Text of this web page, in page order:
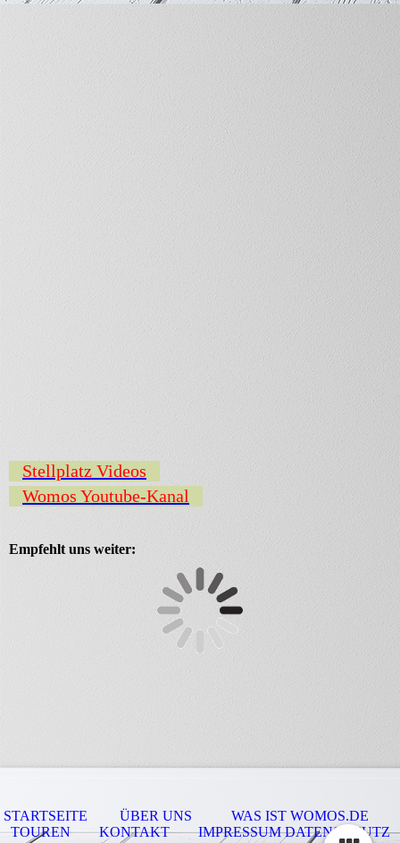
Stellplatz Videos
Womos Youtube-Kanal
Empfehlt uns weiter:
STARTSEITE ÜBER UNS WAS IST WOMOS.DE
TOURENKONTAKTIMPRESSUM DATENSCHUTZ